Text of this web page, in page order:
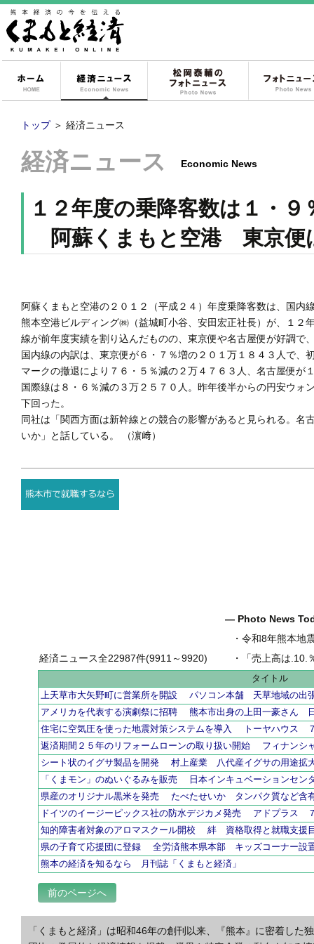
経済ニュース
トップ ＞ 経済ニュース
経済ニュース Economic News
１２年度の乗降客数は１・
阿蘇くまもと空港 東京便
阿蘇くまもと空港の２０１２（平成２４）年度乗降客数は、国
熊本空港ビルディング㈱（益城町小谷、安田宏正社長）が、１
線が前年度実績を割り込んだものの、東京便や名古屋便が好調で
国内線の内訳は、東京便が６・７％増の２０１万１８４３人で
マークの撤退により７６・５％減の２万４７６３人、名古屋便が
国際線は８・６％減の３万２５７０人。昨年後半からの円安ウ
下回った。
同社は「関西方面は新幹線との競合の影響があると見られる。
いか」と話している。 （濵﨑）
― Photo News
・令和8年熊本地
・
「売上高は.10.％増の
経済ニュース全22987件(9911～9920)
タイトル
上天草市大矢野町に営業所を開設 パソコン本舗 天草地域の出
アメリカを代表する演劇祭に招聘 熊本市出身の上田一豪さん
住宅に空気圧を使った地震対策システムを導入 トーヤハウス
返済期間２５年のリフォームローンの取り扱い開始 フィナンシ
シート状のイグサ製品を開発 村上産業 八代産イグサの用途拡
「くまモン」のぬいぐるみを販売 日本インキュベーションセ
県産のオリジナル黒米を発売 たべたせいか タンパク質など含
ドイツのイージーピックス社の防水デジカメ発売 アドプラス
知的障害者対象のアロマスクール開校 絆 資格取得と就職支援
県の子育て応援団に登録 全労済熊本県本部 キッズコーナー設
熊本の経済を知るなら 月刊誌「くまもと経済」
前のページへ
「くまもと経済」は昭和46年の創刊以来、『熊本』に密着し